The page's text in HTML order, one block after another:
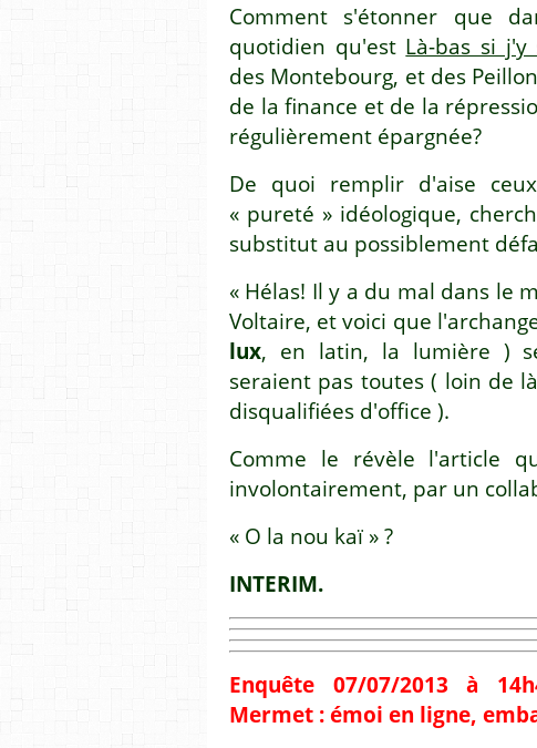
Comment s'étonner que
quotidien qu'est Là-bas si j'y
des Montebourg, et des
de la finance et de la
régulièrement épargnée?
De quoi remplir d'aise
« pureté » idéologique,
substitut au possiblement
« Hélas! Il y a du mal dans le
Voltaire, et voici que
lux, en latin, la lumière )
seraient pas toutes ( loin de
disqualifiées d'office ).
Comme le révèle l'article
involontairement, par un
« O la nou kaï » ?
INTERIM.
Enquête
07/07/2013 à
Mermet : émoi en ligne,